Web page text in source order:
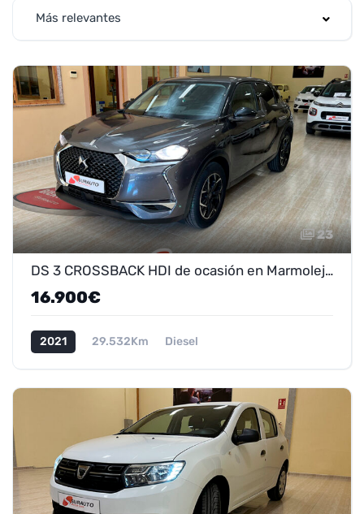
Más relevantes
23
DS 3 CROSSBACK HDI de ocasión en Marmolejo - ¡Oferta 14.900 €!
16.900€
2021 29.532Km Diesel